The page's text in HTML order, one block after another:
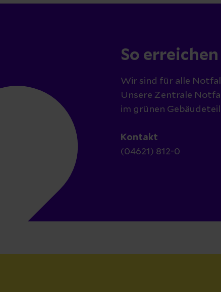
So erreichen
Wir sind für alle
Unsere Zentrale
im grünen Gebäudeteil
Kontakt
(04621) 812-0